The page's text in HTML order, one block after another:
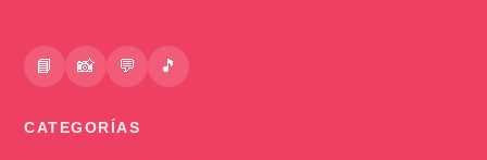
📘 📸 💬 🎵
CATEGORÍAS